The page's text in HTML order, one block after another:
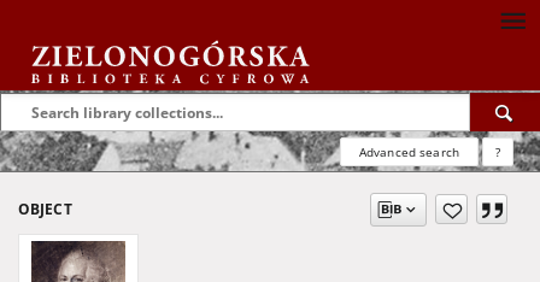
Advanced search ?
OBJECT